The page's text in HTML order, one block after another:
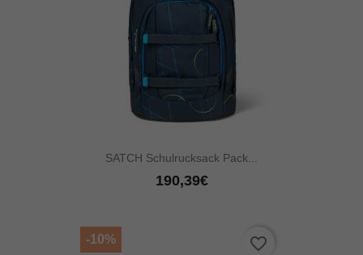
SATCH Schulrucksack Pack...
190,39€
-10% favorite_border